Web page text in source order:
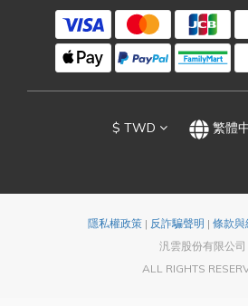
$ TWD 繁體
隱私權政策| 反詐騙聲明 | 條款與
汎雲股份有限公司
ALL RIGHTS